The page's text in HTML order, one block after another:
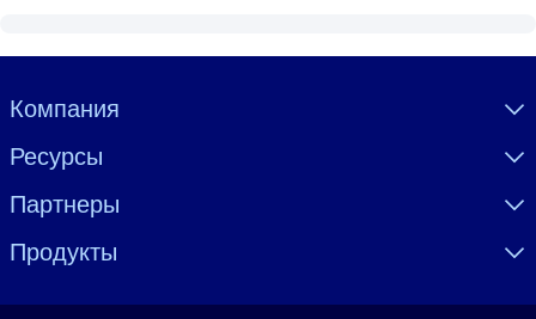
Visually hidden Text
Компания
Ресурсы
Партнеры
Продукты